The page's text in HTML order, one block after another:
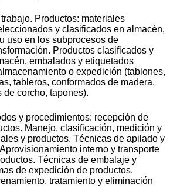
Productos: materiales
y clasificados en almacén,
uso en los subprocesos de
Productos clasificados y
embalados y etiquetados
o expedición (tablones,
tableros, conformados de madera,
de corcho, tapones).
y procedimientos: recepción de
Manejo, clasificación, medición y
y productos. Técnicas de apilado y
interno y transporte
Técnicas de embalaje y
de expedición de productos.
tratamiento y eliminación